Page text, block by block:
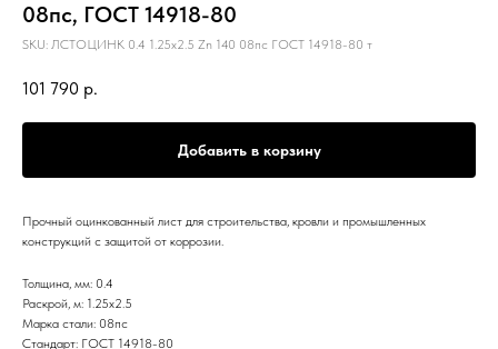
08пс, ГОСТ 14918-80
SKU: ЛСТОЦИНК 0.4 1.25х2.5 Zn 140 08пс ГОСТ 14918-80 т
101 790 р.
Добавить в корзину
Прочный оцинкованный лист для строительства, кровли и промышленных
конструкций с защитой от коррозии.
Толщина, мм: 0.4
Раскрой, м: 1.25х2.5
Марка стали: 08пс
Стандарт: ГОСТ 14918-80